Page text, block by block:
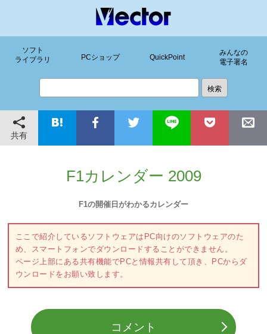
ソフト
ライブラリ
PCショップ QuickPoint
みんなの
電子署名
共有
F1カレンダー 2009
F1の開催日がわかるカレンダー
ここで紹介しているソフトウェアはPC向けのソフトウェアのた
め、スマートフォンでダウンロードすることができません。
ページ上部にある共有機能でPCと情報共有して頂き、PCからダ
ウンロードをお願い致します。
コメント